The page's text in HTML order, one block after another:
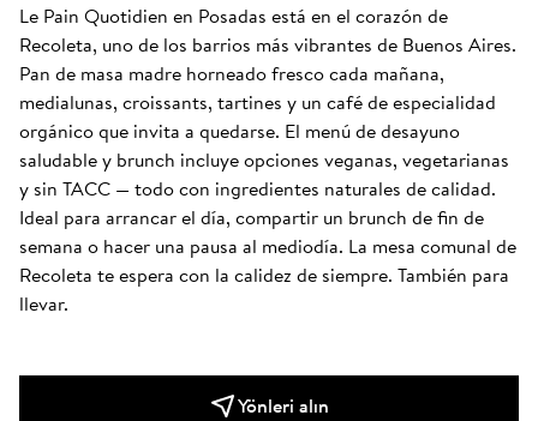
Le Pain Quotidien en Posadas está en el corazón de
Recoleta, uno de los barrios más vibrantes de Buenos Aires.
Pan de masa madre horneado fresco cada mañana,
medialunas, croissants, tartines y un café de especialidad
orgánico que invita a quedarse. El menú de desayuno
saludable y brunch incluye opciones veganas, vegetarianas
y sin TACC — todo con ingredientes naturales de calidad.
Ideal para arrancar el día, compartir un brunch de fin de
semana o hacer una pausa al mediodía. La mesa comunal de
Recoleta te espera con la calidez de siempre. También para
llevar.
Yönleri alın